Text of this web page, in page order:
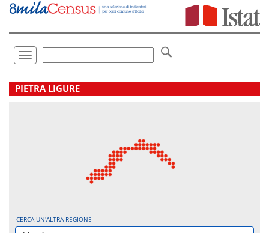
Vai
direttamente
Toggle
navigation
.
PIETRA LIGURE
CERCA UN'ALTRA REGIONE